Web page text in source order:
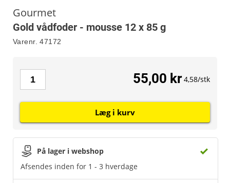
Gourmet
Gold vådfoder - mousse 12 x 85 g
Varenr. 47172
På lager i webshop
Afsendes inden for 1 - 3 hverdage
55,00 kr 4,58/stk
Læg i kurv